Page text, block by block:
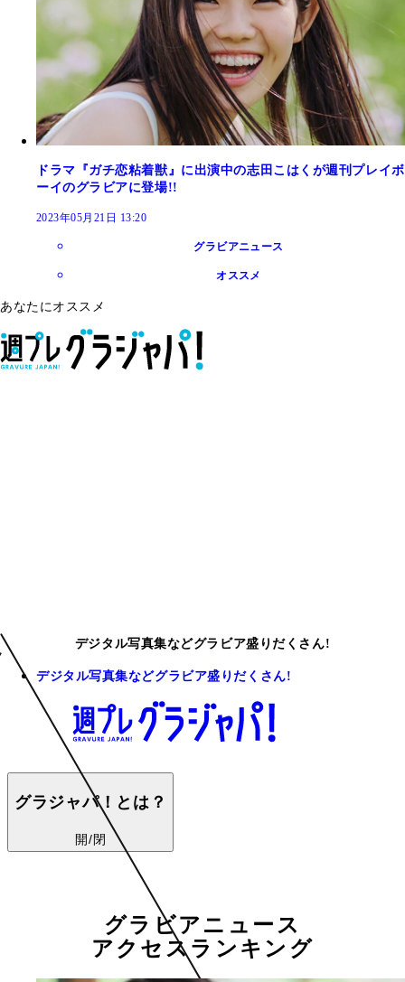
ドラマ『ガチ恋粘着獣』に出演中の志田こはくが週刊プレイボ
ーイのグラビアに登場!!
2023年05月21日 13:20
グラビアニュース
オススメ
あなたにオススメ
デジタル写真集などグラビア盛りだくさん!
デジタル写真集などグラビア盛りだくさん!
グラジャパ！とは？
開/閉
グラビアニュース
アクセスランキング